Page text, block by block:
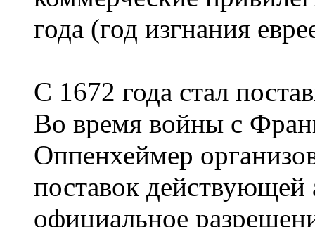
года (год изгнания
С 1672 года стал
Во время войны с
Оппенхеймер
поставок
официальное